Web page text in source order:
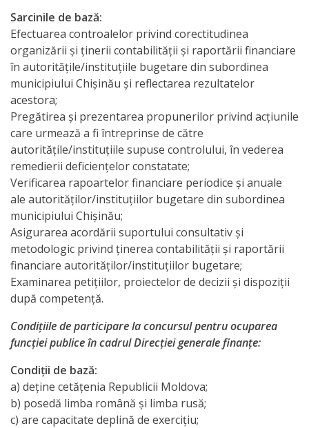
interne
Regulamente
Posturi
vacante
Anunțuri
concurs
Lista
candidaților
admiși
la
concurs
Lista
candidaților
care
au
Sarcinile de bază:
Efectuarea controalelor privind corectitudinea
organizării şi ţinerii contabilităţii şi raportării financiare
în autorităţile/instituţiile bugetare din subordinea
municipiului Chişinău şi reflectarea rezultatelor
acestora;
Pregătirea şi prezentarea propunerilor privind acţiunile
care urmează a fi întreprinse de către
autorităţile/instituţiile supuse controlului, în vederea
remedierii deficienţelor constatate;
Verificarea rapoartelor financiare periodice şi anuale
ale autorităţilor/instituţiilor bugetare din subordinea
municipiului Chişinău;
Asigurarea acordării suportului consultativ şi
metodologic privind ţinerea contabilităţii şi raportării
financiare autorităţilor/instituţiilor bugetare;
Examinarea petiţiilor, proiectelor de decizii şi dispoziţii
după competenţă.
Condiţiile de participare la concursul pentru ocuparea
funcţiei publice în cadrul Direcţiei generale finanţe:
Condiţii de bază:
a) deţine cetăţenia Republicii Moldova;
b) posedă limba română şi limba rusă;
c) are capacitate deplină de exerciţiu;